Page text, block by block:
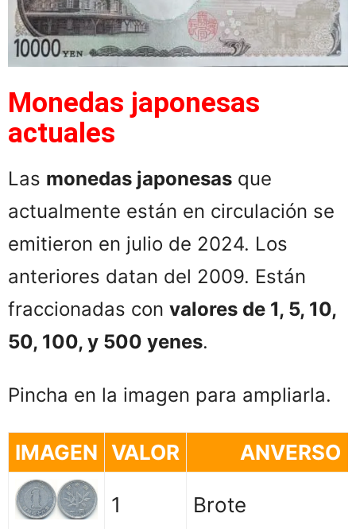
Monedas japonesas
actuales
Las monedas japonesas que
actualmente están en circulación se
emitieron en julio de 2024. Los
anteriores datan del 2009. Están
fraccionadas con valores de 1, 5, 10,
50, 100, y 500 yenes.
Pincha en la imagen para ampliarla.
IMAGEN VALOR ANVERSO
1 Brote